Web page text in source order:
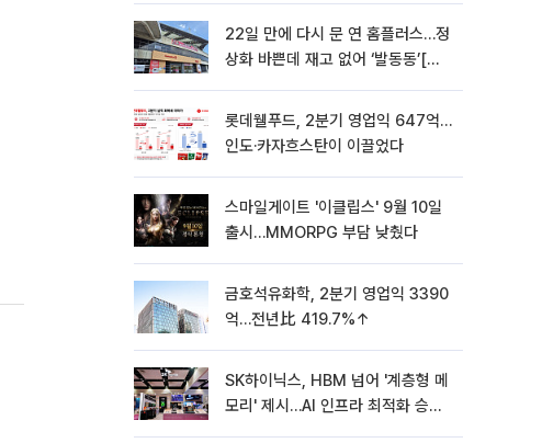
22일 만에 다시 문 연 홈플러스…정
상화 바쁜데 재고 없어 ‘발동동’[가
롯데웰푸드, 2분기 영업익 647억…
인도·카자흐스탄이 이끌었다
스마일게이트 '이클립스' 9월 10일
출시…MMORPG 부담 낮췄다
금호석유화학, 2분기 영업익 3390
억…전년比 419.7%↑
SK하이닉스, HBM 넘어 '계층형 메
모리' 제시…AI 인프라 최적화 승부